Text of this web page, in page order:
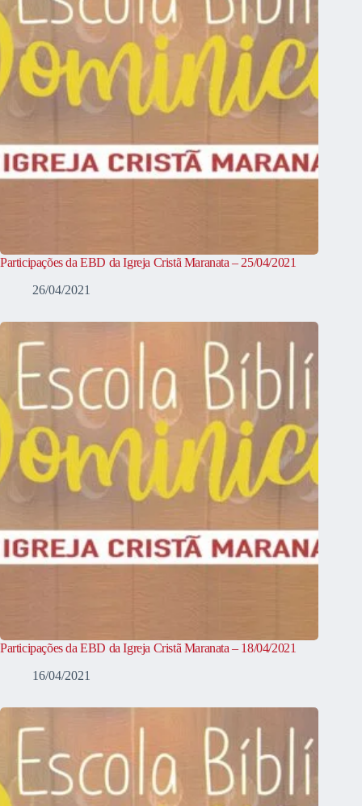
Participações da EBD da Igreja Cristã Maranata – 25/04/2021
26/04/2021
Participações da EBD da Igreja Cristã Maranata – 18/04/2021
16/04/2021